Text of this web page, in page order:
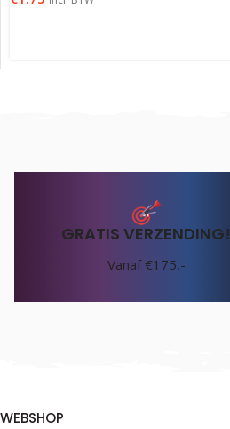
GRATIS VERZENDING!
Vanaf €175,-
WEBSHOP